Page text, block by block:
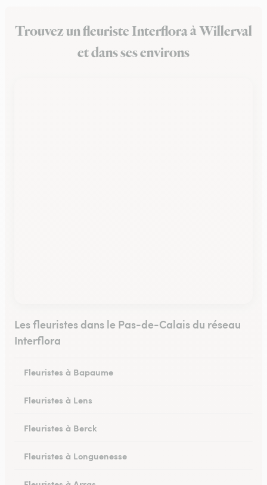
Trouvez un fleuriste Interflora à Willerval
et dans ses environs
Les fleuristes dans le Pas-de-Calais du réseau
Interflora
Fleuristes à Bapaume
Fleuristes à Lens
Fleuristes à Berck
Fleuristes à Longuenesse